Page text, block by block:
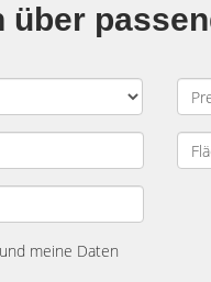
meine Daten